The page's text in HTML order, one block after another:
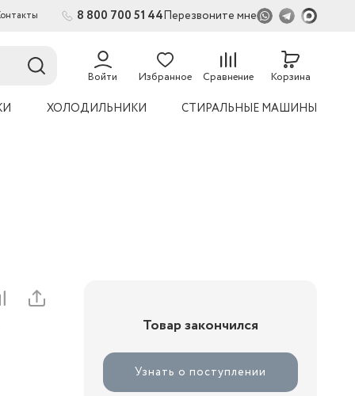
8 800 700 51 44Перезвоните мне
Войти Избранное Сравнение
54
Корзина
ХОЛОДИЛЬНИКИ СТИРАЛЬНЫЕ МАШИНЫ
Товар закончился
Узнать о поступлении